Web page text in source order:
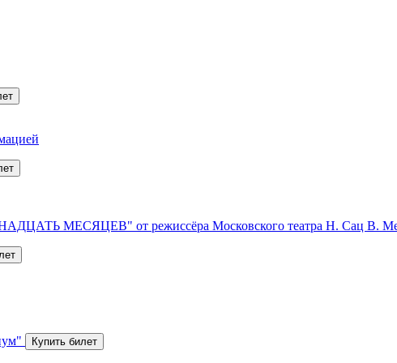
МЕСЯЦЕВ" от режиссёра Московского театра Н. Сац В.